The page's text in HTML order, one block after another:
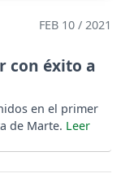
FEB 10 / 2021
con éxito a
en el primer
de Marte.